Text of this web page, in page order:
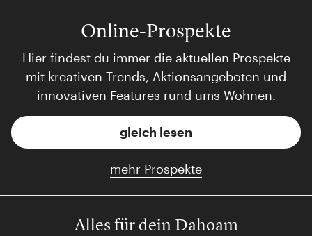
Online-Prospekte
Hier findest du immer die aktuellen Prospekte
mit kreativen Trends, Aktionsangeboten und
innovativen Features rund ums Wohnen.
gleich lesen
mehr Prospekte
Alles für dein Dahoam